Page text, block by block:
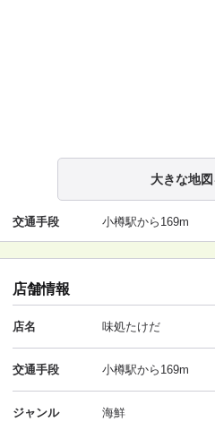
大きな地
交通手段 小樽駅から169m
店舗情報
店名 味処たけだ
交通手段 小樽駅から169m
ジャンル 海鮮